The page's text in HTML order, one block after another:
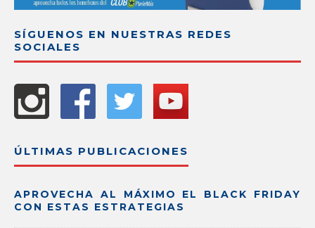
SÍGUENOS EN NUESTRAS REDES
SOCIALES
ÚLTIMAS PUBLICACIONES
APROVECHA AL MÁXIMO EL BLACK FRIDAY
CON ESTAS ESTRATEGIAS